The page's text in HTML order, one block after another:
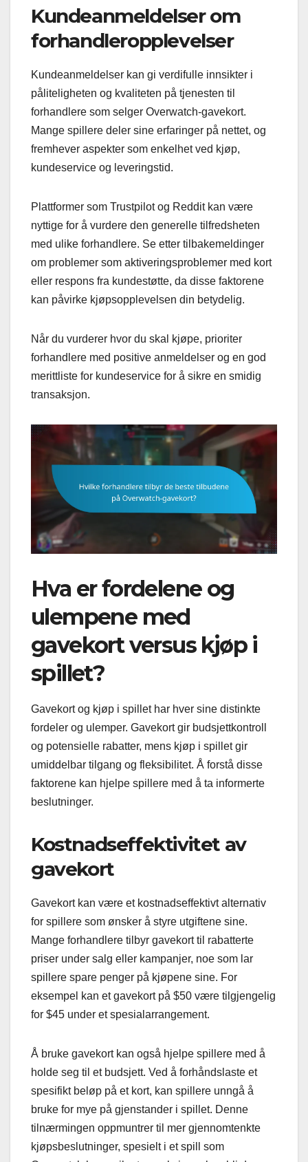
Kundeanmeldelser om
forhandleropplevelser
Kundeanmeldelser kan gi verdifulle innsikter i
påliteligheten og kvaliteten på tjenesten til
forhandlere som selger Overwatch-gavekort.
Mange spillere deler sine erfaringer på nettet, og
fremhever aspekter som enkelhet ved kjøp,
kundeservice og leveringstid.
Plattformer som Trustpilot og Reddit kan være
nyttige for å vurdere den generelle tilfredsheten
med ulike forhandlere. Se etter tilbakemeldinger
om problemer som aktiveringsproblemer med kort
eller respons fra kundestøtte, da disse faktorene
kan påvirke kjøpsopplevelsen din betydelig.
Når du vurderer hvor du skal kjøpe, prioriter
forhandlere med positive anmeldelser og en god
merittliste for kundeservice for å sikre en smidig
transaksjon.
Hva er fordelene og
ulempene med
gavekort versus kjøp i
spillet?
Gavekort og kjøp i spillet har hver sine distinkte
fordeler og ulemper. Gavekort gir budsjettkontroll
og potensielle rabatter, mens kjøp i spillet gir
umiddelbar tilgang og fleksibilitet. Å forstå disse
faktorene kan hjelpe spillere med å ta informerte
beslutninger.
Kostnadseffektivitet av
gavekort
Gavekort kan være et kostnadseffektivt alternativ
for spillere som ønsker å styre utgiftene sine.
Mange forhandlere tilbyr gavekort til rabatterte
priser under salg eller kampanjer, noe som lar
spillere spare penger på kjøpene sine. For
eksempel kan et gavekort på $50 være tilgjengelig
for $45 under et spesialarrangement.
Å bruke gavekort kan også hjelpe spillere med å
holde seg til et budsjett. Ved å forhåndslaste et
spesifikt beløp på et kort, kan spillere unngå å
bruke for mye på gjenstander i spillet. Denne
tilnærmingen oppmuntrer til mer gjennomtenkte
kjøpsbeslutninger, spesielt i et spill som